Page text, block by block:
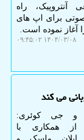
راه
صوتی برای اپ های
آغاز نموده است.
۱۴۰۴/۰۳/۰۸ ۰۹:۴۵:۰۲
می کند
جی کوئری:
از همکاری با